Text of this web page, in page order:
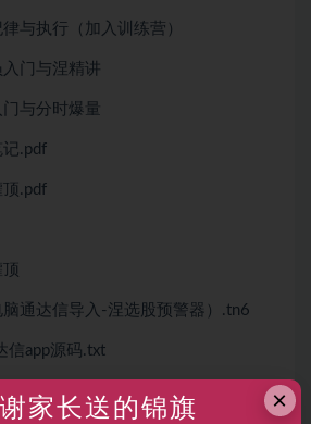
与执行（加入训练营）
门与涅精讲
与分时爆量
记.pdf
顶.pdf
通达信导入-涅选股预警器）.tn6
信app源码.txt
入.tn6 ×
家长送的锦旗